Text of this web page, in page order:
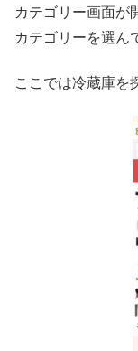
カテゴリー画面が
カテゴリーを選ん
ここでは冷蔵庫を